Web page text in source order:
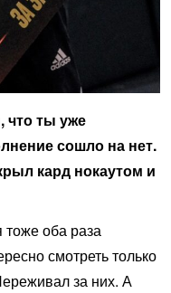
что ты уже
сошло на нет.
кард нокаутом и
оба раза
смотреть только
за них. А